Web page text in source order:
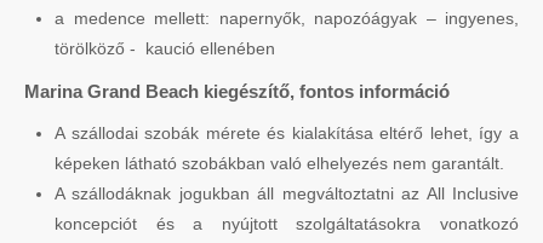
a medence mellett: napernyők, napozóágyak – ingyenes,
törölköző - kaució ellenében
Marina Grand Beach kiegészítő, fontos információ
A szállodai szobák mérete és kialakítása eltérő lehet, így a
képeken látható szobákban való elhelyezés nem garantált.
A szállodáknak jogukban áll megváltoztatni az All Inclusive
koncepciót és a nyújtott szolgáltatásokra vonatkozó